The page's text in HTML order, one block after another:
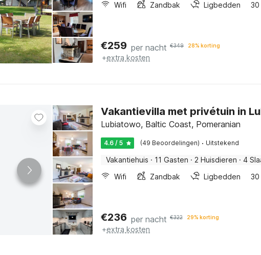
Wifi
Zandbak Ligbedden 30
€259 per nacht €349 28% korting
+extra kosten
Vakantievilla met privétuin in
Lubiatowo, Baltic Coast, Pomeranian
4.6 / 5 (49 Beoordelingen) · Uitstekend
Vakantiehuis · 11 Gasten · 2 Huisdieren · 4
Wifi
Zandbak Ligbedden 30
€236 per nacht €322 29% korting
+extra kosten